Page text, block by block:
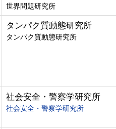
世界問題研究所
タンパク質動態研究所
タンパク質動態研究所
社会安全・警察学研究所
社会安全・警察学研究所